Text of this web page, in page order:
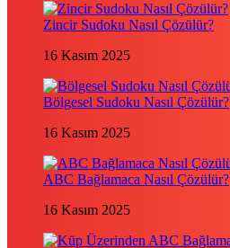
Zincir Sudoku Nasıl Çözülür?
16 Kasım 2025
Bölgesel Sudoku Nasıl Çözülür?
16 Kasım 2025
ABC Bağlamaca Nasıl Çözülür?
16 Kasım 2025